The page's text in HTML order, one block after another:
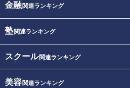
金融関連ランキング
塾関連ランキング
スクール関連ランキング
美容関連ランキング